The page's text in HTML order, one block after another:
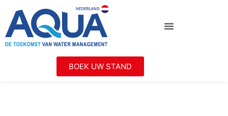
BOEK UW STAND